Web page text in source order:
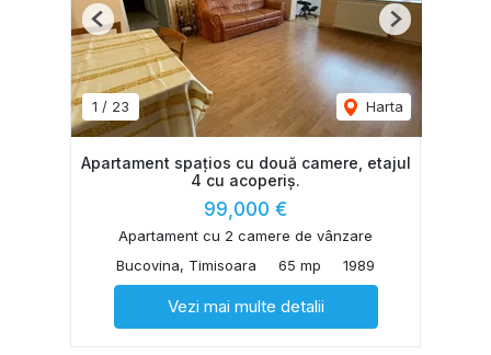
1 / 23 Harta
Previous Next
Apartament spațios cu două camere, etajul
4 cu acoperiș.
99,000 €
Apartament cu 2 camere de vânzare
Bucovina, Timisoara
65 mp 1989
Vezi mai multe detalii